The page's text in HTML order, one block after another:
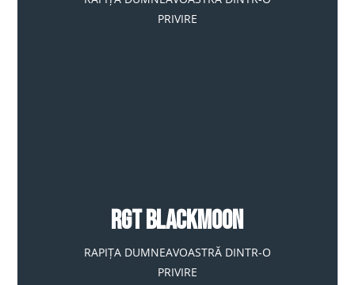
PRIVIRE
RGT BLACKMOON
RAPIȚA DUMNEAVOASTRĂ DINTR-O
PRIVIRE